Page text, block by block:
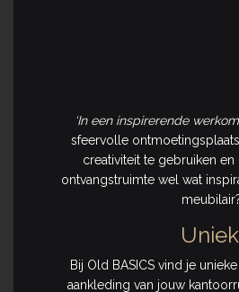
‘In een inspirerende
sfeervolle
creativiteit te gebruiken
ontvangstruimte wel wat
Bij Old BASICS vind je
aankleding van jouw